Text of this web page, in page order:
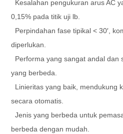
Kesalahan pengukuran arus AC
0,15% pada titik uji lb.
Perpindahan fase tipikal < 30′,
diperlukan.
Performa yang sangat andal dan
yang berbeda.
Linieritas yang baik, mendukung
secara otomatis.
Jenis yang berbeda untuk
berbeda dengan mudah.